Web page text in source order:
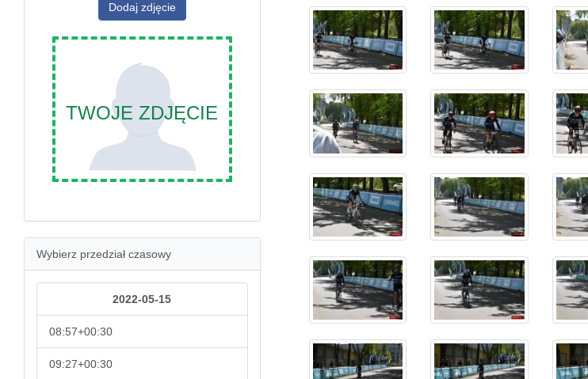
Dodaj zdjęcie
TWOJE ZDJĘCIE
Wybierz przedział czasowy
2022-05-15
08:57+00:30
09:27+00:30